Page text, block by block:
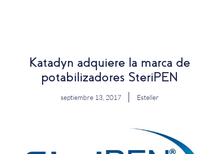
Katadyn adquiere la marca de
potabilizadores SteriPEN
septiembre 13, 2017 Esteller